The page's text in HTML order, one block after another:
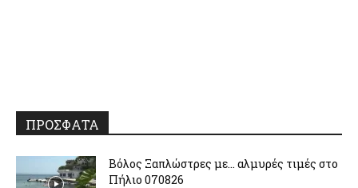
ΠΡΟΣΦΑΤΑ
Βόλος Ξαπλώστρες με… αλμυρές τιμές στο
Πήλιο 070826